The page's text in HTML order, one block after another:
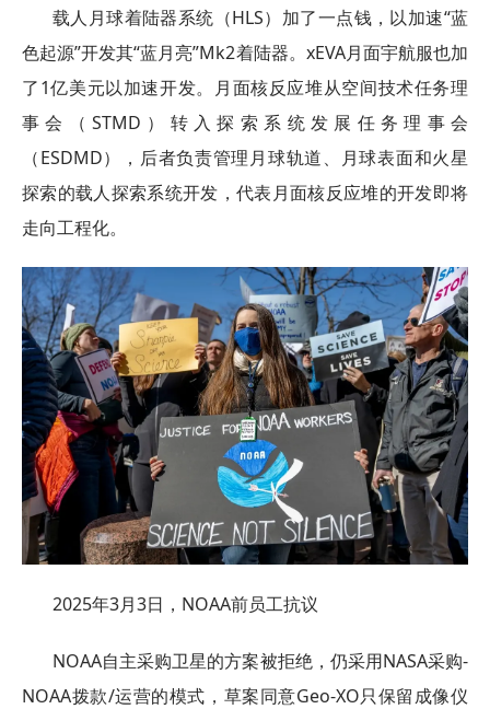
载人月球着陆器系统（HLS）加了一点钱，以加速“蓝
色起源”开发其“蓝月亮”Mk2着陆器。xEVA月面宇航服也加
了1亿美元以加速开发。月面核反应堆从空间技术任务理
事会（STMD）转入探索系统发展任务理事会
（ESDMD），后者负责管理月球轨道、月球表面和火星
探索的载人探索系统开发，代表月面核反应堆的开发即将
走向工程化。
2025年3月3日，NOAA前员工抗议
NOAA自主采购卫星的方案被拒绝，仍采用NASA采购-
NOAA拨款/运营的模式，草案同意Geo-XO只保留成像仪